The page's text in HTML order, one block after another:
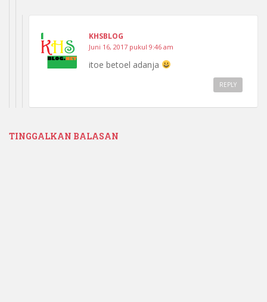
KHSBLOG
Juni 16, 2017 pukul 9:46 am
itoe betoel adanja
REPLY
TINGGALKAN BALASAN